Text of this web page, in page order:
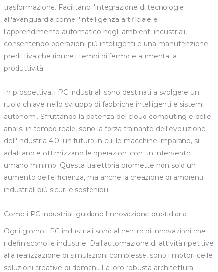
trasformazione. Facilitano l'integrazione di tecnologie
all'avanguardia come l'intelligenza artificiale e
l'apprendimento automatico negli ambienti industriali,
consentendo operazioni più intelligenti e una manutenzione
predittiva che riduce i tempi di fermo e aumenta la
produttività.
In prospettiva, i PC industriali sono destinati a svolgere un
ruolo chiave nello sviluppo di fabbriche intelligenti e sistemi
autonomi. Sfruttando la potenza del cloud computing e delle
analisi in tempo reale, sono la forza trainante dell'evoluzione
dell'Industria 4.0: un futuro in cui le macchine imparano, si
adattano e ottimizzano le operazioni con un intervento
umano minimo. Questa traiettoria promette non solo un
aumento dell'efficienza, ma anche la creazione di ambienti
industriali più sicuri e sostenibili.
Come i PC industriali guidano l'innovazione quotidiana
Ogni giorno i PC industriali sono al centro di innovazioni che
ridefiniscono le industrie. Dall'automazione di attività ripetitive
alla realizzazione di simulazioni complesse, sono i motori delle
soluzioni creative di domani. La loro robusta architettura